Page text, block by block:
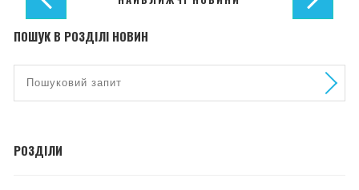
ПОШУК В РОЗДІЛІ НОВИН
РОЗДІЛИ